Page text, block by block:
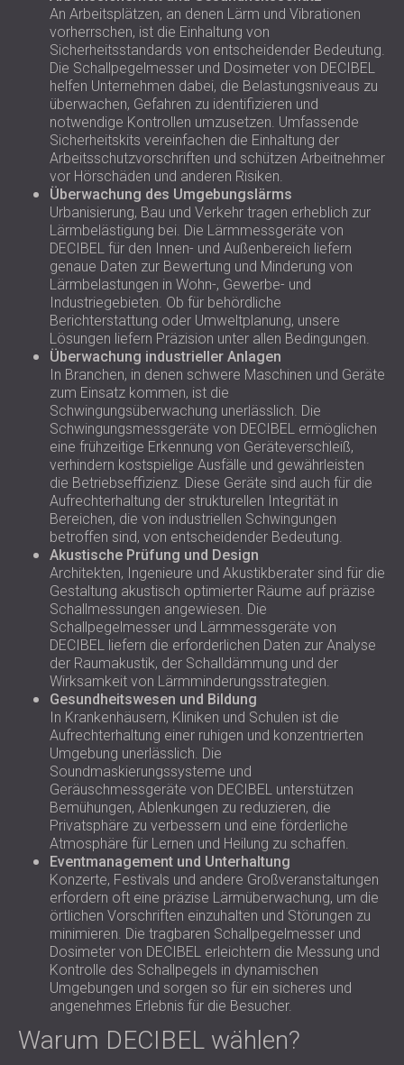
An Arbeitsplätzen, an denen Lärm und Vibrationen
vorherrschen, ist die Einhaltung von
Sicherheitsstandards von entscheidender Bedeutung.
Die Schallpegelmesser und Dosimeter von DECIBEL
helfen Unternehmen dabei, die Belastungsniveaus zu
überwachen, Gefahren zu identifizieren und
notwendige Kontrollen umzusetzen. Umfassende
Sicherheitskits vereinfachen die Einhaltung der
Arbeitsschutzvorschriften und schützen Arbeitnehmer
vor Hörschäden und anderen Risiken.
Überwachung des Umgebungslärms
Urbanisierung, Bau und Verkehr tragen erheblich zur
Lärmbelästigung bei. Die Lärmmessgeräte von
DECIBEL für den Innen- und Außenbereich liefern
genaue Daten zur Bewertung und Minderung von
Lärmbelastungen in Wohn-, Gewerbe- und
Industriegebieten. Ob für behördliche
Berichterstattung oder Umweltplanung, unsere
Lösungen liefern Präzision unter allen Bedingungen.
Überwachung industrieller Anlagen
In Branchen, in denen schwere Maschinen und Geräte
zum Einsatz kommen, ist die
Schwingungsüberwachung unerlässlich. Die
Schwingungsmessgeräte von DECIBEL ermöglichen
eine frühzeitige Erkennung von Geräteverschleiß,
verhindern kostspielige Ausfälle und gewährleisten
die Betriebseffizienz. Diese Geräte sind auch für die
Aufrechterhaltung der strukturellen Integrität in
Bereichen, die von industriellen Schwingungen
betroffen sind, von entscheidender Bedeutung.
Akustische Prüfung und Design
Architekten, Ingenieure und Akustikberater sind für die
Gestaltung akustisch optimierter Räume auf präzise
Schallmessungen angewiesen. Die
Schallpegelmesser und Lärmmessgeräte von
DECIBEL liefern die erforderlichen Daten zur Analyse
der Raumakustik, der Schalldämmung und der
Wirksamkeit von Lärmminderungsstrategien.
Gesundheitswesen und Bildung
In Krankenhäusern, Kliniken und Schulen ist die
Aufrechterhaltung einer ruhigen und konzentrierten
Umgebung unerlässlich. Die
Soundmaskierungssysteme und
Geräuschmessgeräte von DECIBEL unterstützen
Bemühungen, Ablenkungen zu reduzieren, die
Privatsphäre zu verbessern und eine förderliche
Atmosphäre für Lernen und Heilung zu schaffen.
Eventmanagement und Unterhaltung
Konzerte, Festivals und andere Großveranstaltungen
erfordern oft eine präzise Lärmüberwachung, um die
örtlichen Vorschriften einzuhalten und Störungen zu
minimieren. Die tragbaren Schallpegelmesser und
Dosimeter von DECIBEL erleichtern die Messung und
Kontrolle des Schallpegels in dynamischen
Umgebungen und sorgen so für ein sicheres und
angenehmes Erlebnis für die Besucher.
Warum DECIBEL wählen?